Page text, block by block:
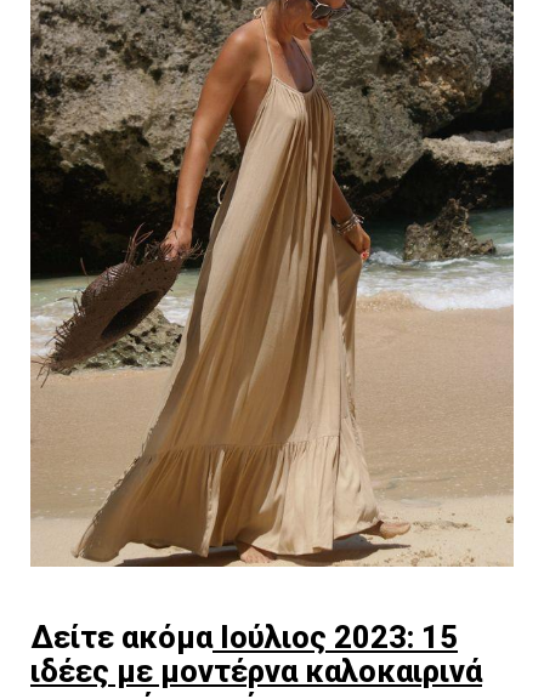
Δείτε ακόμαΙούλιος 2023: 15
ιδέες με μοντέρνα καλοκαιρινά